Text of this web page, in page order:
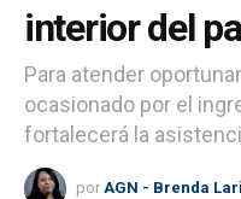
interior del
Para atender
ocasionado por el
fortalecerá la
por AGN - Brenda